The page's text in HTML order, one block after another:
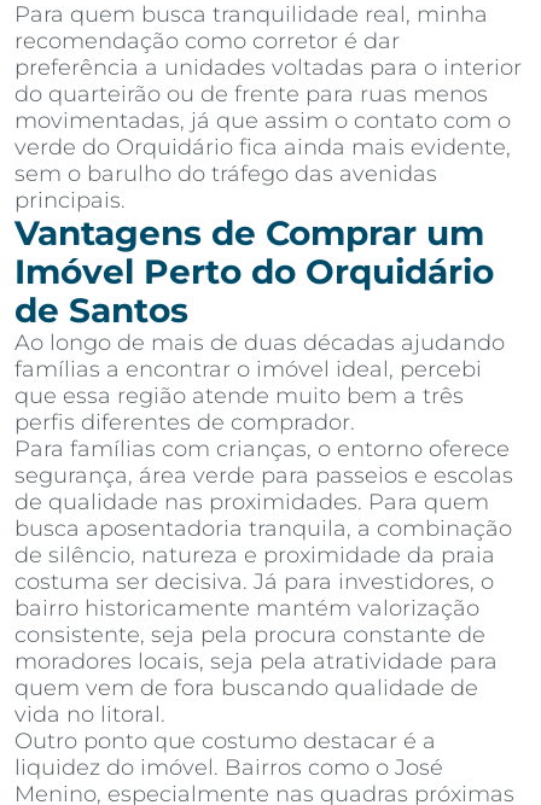
Para quem busca tranquilidade real, minha
recomendação como corretor é dar
preferência a unidades voltadas para o interior
do quarteirão ou de frente para ruas menos
movimentadas, já que assim o contato com o
verde do Orquidário fica ainda mais evidente,
sem o barulho do tráfego das avenidas
principais.
Vantagens de Comprar um
Imóvel Perto do Orquidário
de Santos
Ao longo de mais de duas décadas ajudando
famílias a encontrar o imóvel ideal, percebi
que essa região atende muito bem a três
perfis diferentes de comprador.
Para famílias com crianças, o entorno oferece
segurança, área verde para passeios e escolas
de qualidade nas proximidades. Para quem
busca aposentadoria tranquila, a combinação
de silêncio, natureza e proximidade da praia
costuma ser decisiva. Já para investidores, o
bairro historicamente mantém valorização
consistente, seja pela procura constante de
moradores locais, seja pela atratividade para
quem vem de fora buscando qualidade de
vida no litoral.
Outro ponto que costumo destacar é a
liquidez do imóvel. Bairros como o José
Menino, especialmente nas quadras próximas